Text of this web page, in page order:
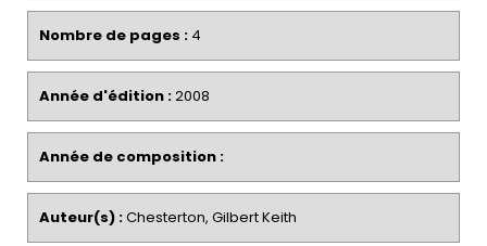
Nombre de pages : 4
Année d'édition :2008
Année de composition :
Auteur(s) :Chesterton, Gilbert Keith